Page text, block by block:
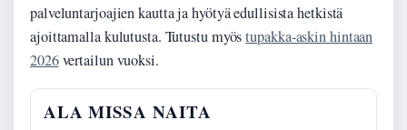
palveluntarjoajien kautta ja hyötyä edullisista hetkistä
ajoittamalla kulutusta. Tutustu myöstupakka-askin hintaan
2026vertailun vuoksi.
ALA MISSA NAITA